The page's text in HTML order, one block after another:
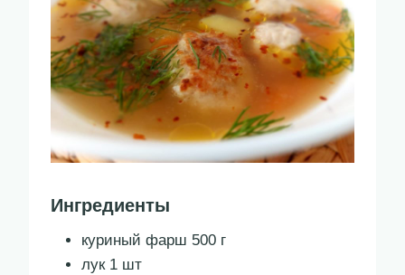
Ингредиенты
куриный фарш 500 г
лук 1 шт